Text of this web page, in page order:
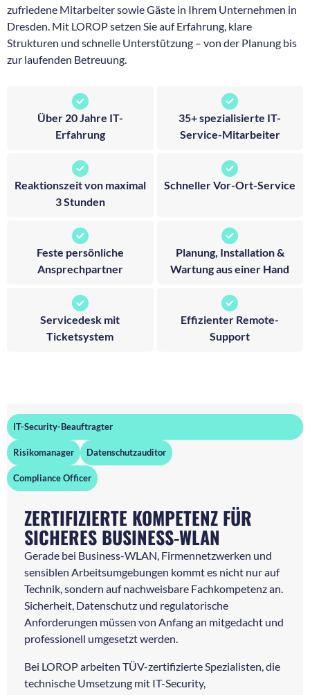
zufriedene Mitarbeiter sowie Gäste in Ihrem Unternehmen in
Dresden. Mit LOROP setzen Sie auf Erfahrung, klare
Strukturen und schnelle Unterstützung – von der Planung bis
zur laufenden Betreuung.
Über 20 Jahre IT-
Erfahrung
35+ spezialisierte IT-
Service-Mitarbeiter
Reaktionszeit von maximal
3 Stunden
Schneller Vor-Ort-Service
Feste persönliche
Ansprechpartner
Planung, Installation &
Wartung aus einer Hand
Servicedesk mit
Ticketsystem
Effizienter Remote-
Support
ZERTIFIZIERTE KOMPETENZ FÜR
SICHERES BUSINESS-WLAN
Gerade bei Business-WLAN, Firmennetzwerken und
sensiblen Arbeitsumgebungen kommt es nicht nur auf
Technik, sondern auf nachweisbare Fachkompetenz an.
Sicherheit, Datenschutz und regulatorische
Anforderungen müssen von Anfang an mitgedacht und
professionell umgesetzt werden.
Bei LOROP arbeiten TÜV-zertifizierte Spezialisten, die
technische Umsetzung mit IT-Security,
IT-Security-Beauftragter
Risikomanager Datenschutzauditor
Compliance Officer